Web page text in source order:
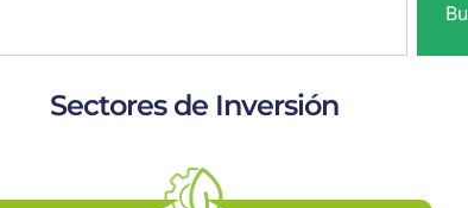
Sectores de Inversión